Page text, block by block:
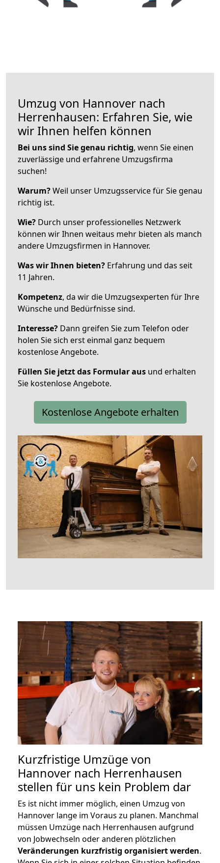
Umzug von Hannover nach
Herrenhausen: Erfahren Sie, wie
wir Ihnen helfen können
Bei uns sind Sie genau richtig, wenn Sie einen
zuverlässige und erfahrene Umzugsfirma
suchen!
Warum?Weil unser Umzugsservice für Sie genau
richtig ist.
Wie? Durch unser professionelles Netzwerk
können wir Ihnen weitaus mehr bieten als manch
andere Umzugsfirmen in Hannover.
Was wir Ihnen bieten? Erfahrung und das seit
11 Jahren.
Kompetenz, da wir die Umzugsexperten für Ihre
Wünsche und Bedürfnisse sind.
Interesse? Dann greifen Sie zum Telefon oder
holen Sie sich erst einmal ganz bequem
kostenlose Angebote.
Füllen Sie jetzt das Formular aus und erhalten
Sie kostenlose Angebote.
Kostenlose Angebote erhalten
Kurzfristige Umzüge von
Hannover nach Herrenhausen
stellen für uns kein Problem dar
Es ist nicht immer möglich, einen Umzug von
Hannover lange im Voraus zu planen. Manchmal
müssen Umzüge nach Herrenhausen aufgrund
von Jobwechseln oder anderen plötzlichen
Veränderungen kurzfristig organisiert werden.